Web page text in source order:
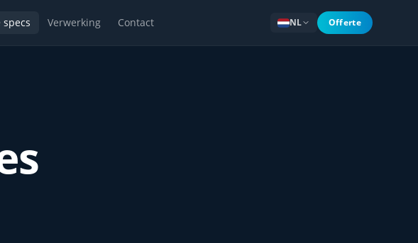
specs Verwerking Contact NL Offerte